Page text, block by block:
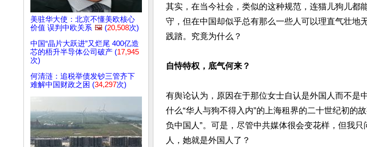
美驻华大使：北京不懂美欧核心
价值 误判中欧关系 🖼️ (20,508次)
中国“晶片大跃进”又烂尾 400亿造
芯的梧升半导体公司破产 (17,945
次)
何清涟：追税举债发钞三管齐下
难解中国财政之困 (34,297次)
其实，在当今社会，类似的这种规范，连猫儿狗儿都
守，但在中国却似乎总有那么一些人可以理直气壮地
践踏。究竟为什么？
自恃特权，底气何来？
有舆论认为，原因在于那位女士自认是外国人而不是
什么“华人与狗不得入内”的上海租界的二十世纪初的
负中国人”。可是，尽管中共媒体很会变花样，但我
人，她就是外国人了？